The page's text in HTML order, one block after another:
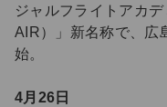
ジャルフライトアカ
AIR）」新名称で、広
始。
4月26日